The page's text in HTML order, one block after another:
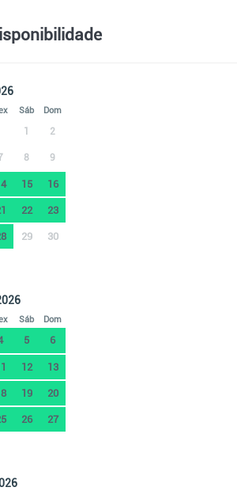
Sáb Dom
1 2
8 9
15 16
22 23
29 30
Sáb Dom
5 6
12 13
19 20
26 27